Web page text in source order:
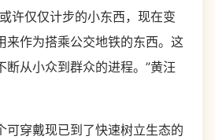
许仅仅计步的小东西，现在变
来作为搭乘公交地铁的东西。这
断从小众到群众的进程。”黄汪
可穿戴现已到了快速树立生态的